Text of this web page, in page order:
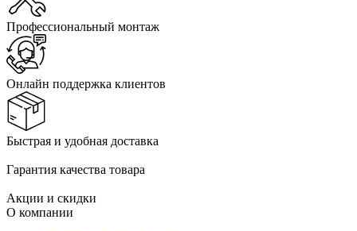
Профессиональный монтаж
Онлайн поддержка клиентов
Быстрая и удобная доставка
Гарантия качества товара
Акции и скидки
О компании